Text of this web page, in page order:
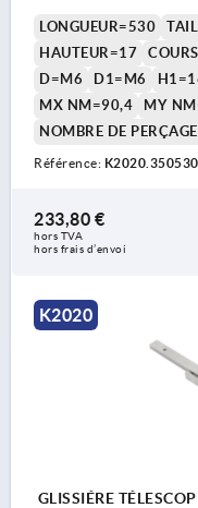
LONGUEUR=530
HAUTEUR=17
D=M6
D1=M6
MX NM=90,4
MY
NOMBRE DE
Référence: K2020.350530
233,80 €
hors TVA
hors frais d’envoi
K2020
GLISSIÉRE